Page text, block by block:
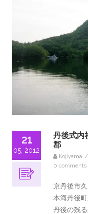
21
05, 2012
丹後式
郡
Kojiyama /
0 comments
京丹後市
本海丹後
丹後の残